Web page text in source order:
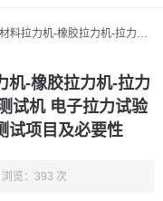
验机-拉力测试机 电子拉力试验机在非金属材料中的应用、测试项目及必要性
机-橡胶拉力机-拉力
试机 电子拉力试验
试项目及必要性
浏览：393 次